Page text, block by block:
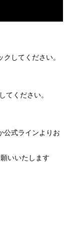
してください。
てください。
公式ラインよりお
願いいたします